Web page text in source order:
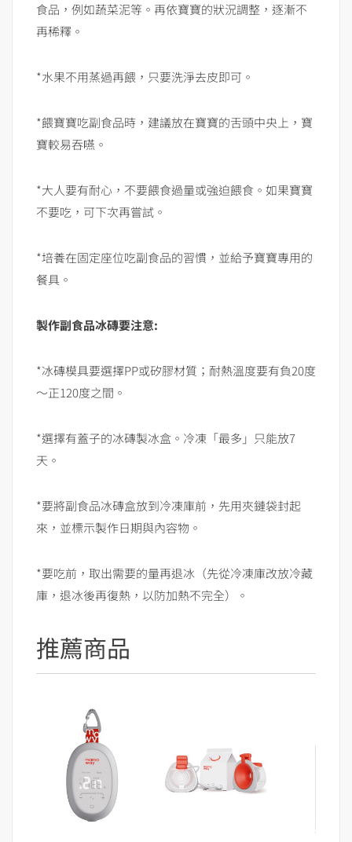
食品，例如蔬菜泥等。再依寶寶的狀況調整，逐漸不
再稀釋。
*水果不用蒸過再餵，只要洗淨去皮即可。
*餵寶寶吃副食品時，建議放在寶寶的舌頭中央上，寶
寶較易吞嚥。
*大人要有耐心，不要餵食過量或強迫餵食。如果寶寶
不要吃，可下次再嘗試。
*培養在固定座位吃副食品的習慣，並給予寶寶專用的
餐具。
製作副食品冰磚要注意:
*冰磚模具要選擇PP或矽膠材質；耐熱溫度要有負20度
～正120度之間。
*選擇有蓋子的冰磚製冰盒。冷凍「最多」只能放7
天。
*要將副食品冰磚盒放到冷凍庫前，先用夾鏈袋封起
來，並標示製作日期與內容物。
*要吃前，取出需要的量再退冰（先從冷凍庫改放冷藏
庫，退冰後再復熱，以防加熱不完全）。
推薦商品